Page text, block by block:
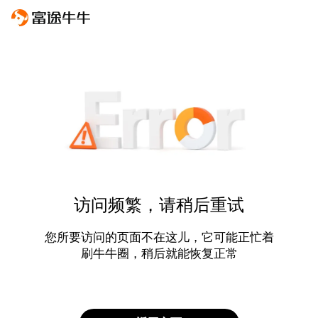
访问频繁，请稍后重试
您所要访问的页面不在这儿，它可能正忙着
刷牛牛圈，稍后就能恢复正常